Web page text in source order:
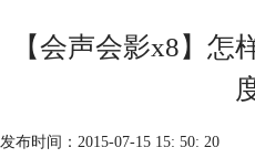
【会声会影x8】怎
发布时间：2015-07-15 15: 50: 20